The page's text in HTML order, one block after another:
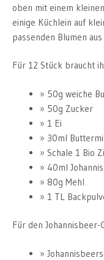
oben mit einem
einige Küchlein auf
passenden Blumen
Für 12 Stück braucht
50g weiche
50g Zucker
1 Ei
30ml
Schale 1 Bio
40ml
80g Mehl
1 TL
Für den Johannisbeer-